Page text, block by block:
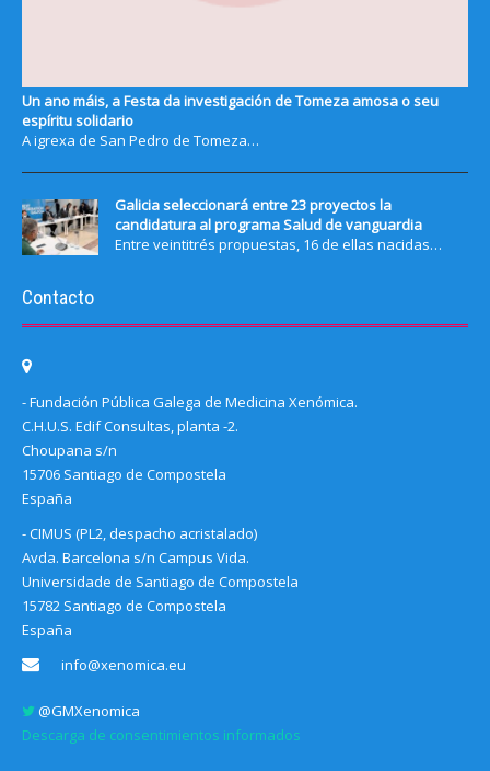
Un ano máis, a Festa da investigación de Tomeza amosa o seu
espíritu solidario
A igrexa de San Pedro de Tomeza…
Galicia seleccionará entre 23 proyectos la
candidatura al programa Salud de vanguardia
Entre veintitrés propuestas, 16 de ellas nacidas…
Contacto
- Fundación Pública Galega de Medicina Xenómica.
C.H.U.S. Edif Consultas, planta -2.
Choupana s/n
15706 Santiago de Compostela
España
- CIMUS (PL2, despacho acristalado)
Avda. Barcelona s/n Campus Vida.
Universidade de Santiago de Compostela
15782 Santiago de Compostela
España
info@xenomica.eu
@GMXenomica
Descarga de consentimientos informados